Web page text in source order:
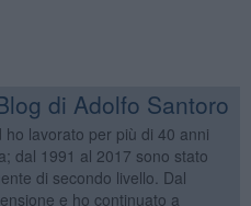
di Adolfo Santoro
ho lavorato per più di 40 anni
dal 1991 al 2017 sono stato
di secondo livello. Dal
e ho continuato a